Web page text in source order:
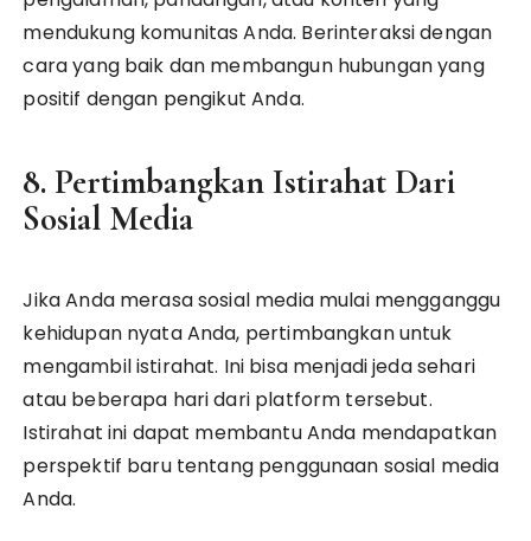
mendukung komunitas Anda. Berinteraksi dengan
cara yang baik dan membangun hubungan yang
positif dengan pengikut Anda.
8. Pertimbangkan Istirahat Dari
Sosial Media
Jika Anda merasa sosial media mulai mengganggu
kehidupan nyata Anda, pertimbangkan untuk
mengambil istirahat. Ini bisa menjadi jeda sehari
atau beberapa hari dari platform tersebut.
Istirahat ini dapat membantu Anda mendapatkan
perspektif baru tentang penggunaan sosial media
Anda.